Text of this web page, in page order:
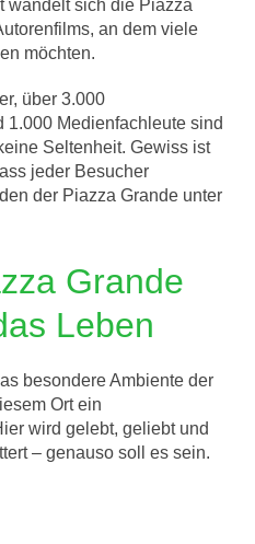
wandelt sich die Piazza
an dem viele
möchten.
über 3.000
1.000 Medienfachleute sind
Seltenheit. Gewiss ist
jeder Besucher
der Piazza Grande unter
Grande
Leben
besondere Ambiente der
Ort ein
wird gelebt, geliebt und
– genauso soll es sein.